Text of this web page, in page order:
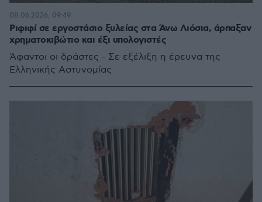
Ριφιφί σε εργοστάσιο ξυλείας στα Άνω Λιόσια, άρπαξαν
χρηματοκιβώτιο και έξι υπολογιστές
Άφαντοι οι δράστες - Σε εξέλιξη η έρευνα της
Ελληνικής Αστυνομίας
08.06.2026, 09:49